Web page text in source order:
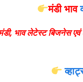
मंडी भाव
भाव लेटेस्ट बिजनेस